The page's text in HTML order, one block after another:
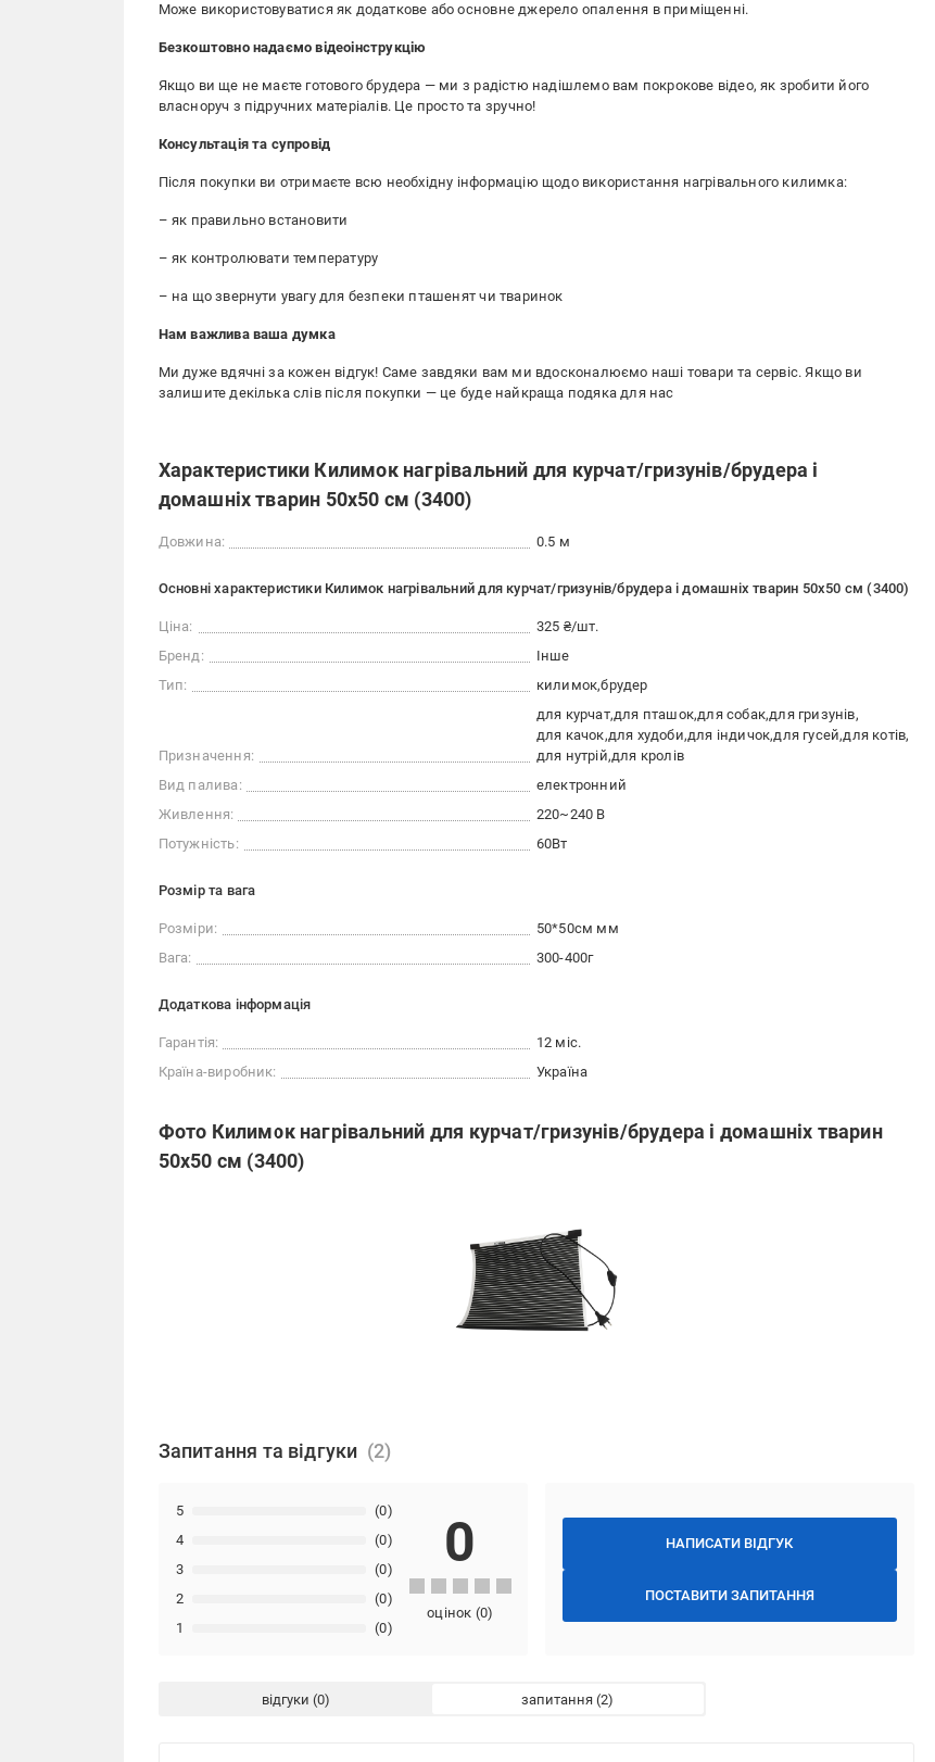
Може використовуватися як додаткове або основне джерело опалення в приміщенні.
Безкоштовно надаємо відеоінструкцію
Якщо ви ще не маєте готового брудера — ми з радістю надішлемо вам покрокове відео, як зробити його
власноруч з підручних матеріалів. Це просто та зручно!
Консультація та супровід
Після покупки ви отримаєте всю необхідну інформацію щодо використання нагрівального килимка:
– як правильно встановити
– як контролювати температуру
– на що звернути увагу для безпеки пташенят чи тваринок
Нам важлива ваша думка
Ми дуже вдячні за кожен відгук! Саме завдяки вам ми вдосконалюємо наші товари та сервіс. Якщо ви
залишите декілька слів після покупки — це буде найкраща подяка для нас
Характеристики Килимок нагрівальний для курчат/гризунів/брудера і
домашніх тварин 50х50 см (3400)
Довжина: 0.5 м
Основні характеристики Килимок нагрівальний для курчат/гризунів/брудера і домашніх тварин 50х50 см (3400)
Ціна:
325 ₴/шт.
Бренд:
Інше
Тип:
килимок брудер
Призначення:
для курчат для пташок для собак для гризунів
для качок для худоби для індичок для гусей для котів
для нутрій для кролів
Вид палива:
електронний
Живлення:
220~240 В
Потужність:
60Вт
Розмір та вага
Розміри:
50*50см мм
Вага:
300-400г
Додаткова інформація
Гарантія:
12 міс.
Країна-виробник:
Україна
Фото Килимок нагрівальний для курчат/гризунів/брудера і домашніх тварин
50х50 см (3400)
Запитання та відгуки
НАПИСАТИ ВІДГУК
ПОСТАВИТИ ЗАПИТАННЯ
1 (0)
2 (0)
3 (0)
4 (0)
5 (0)
0
оцінок (0)
відгуки запитання